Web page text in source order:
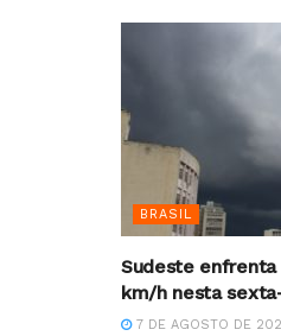
BRASIL
Sudeste enfrenta
km/h nesta
7 DE AGOSTO DE